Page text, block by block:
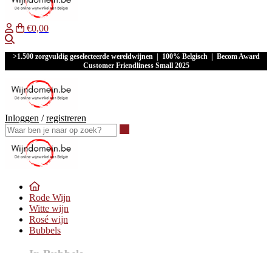
€0,00
>1.500 zorgvuldig geselecteerde wereldwijnen | 100% Belgisch | Becom Award
Customer Friendliness Small 2025
Inloggen /registreren
Rode Wijn
Witte wijn
Rosé wijn
Bubbels